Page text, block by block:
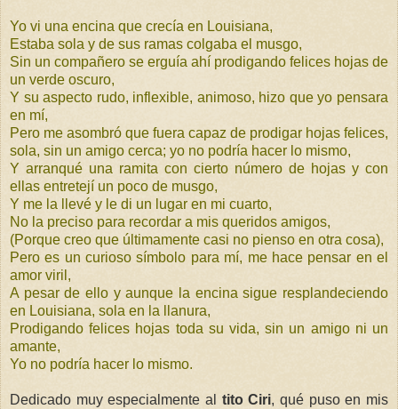
Yo vi una encina que crecía en Louisiana,
Estaba sola y de sus ramas colgaba el musgo,
Sin un compañero se erguía ahí prodigando felices hojas de
un verde oscuro,
Y su aspecto rudo, inflexible, animoso, hizo que yo pensara
en mí,
Pero me asombró que fuera capaz de prodigar hojas felices,
sola, sin un amigo cerca; yo no podría hacer lo mismo,
Y arranqué una ramita con cierto número de hojas y con
ellas entretejí un poco de musgo,
Y me la llevé y le di un lugar en mi cuarto,
No la preciso para recordar a mis queridos amigos,
(Porque creo que últimamente casi no pienso en otra cosa),
Pero es un curioso símbolo para mí, me hace pensar en el
amor viril,
A pesar de ello y aunque la encina sigue resplandeciendo
en Louisiana, sola en la llanura,
Prodigando felices hojas toda su vida, sin un amigo ni un
amante,
Yo no podría hacer lo mismo.
Dedicado muy especialmente al tito Ciri, qué puso en mis